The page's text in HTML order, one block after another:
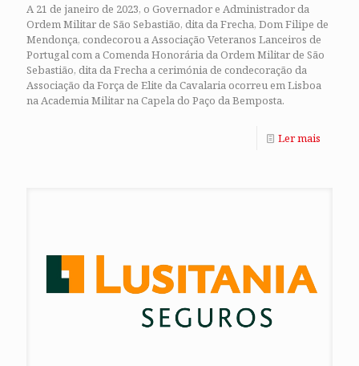
A 21 de janeiro de 2023, o Governador e Administrador da
Ordem Militar de São Sebastião, dita da Frecha, Dom Filipe de
Mendonça, condecorou a Associação Veteranos Lanceiros de
Portugal com a Comenda Honorária da Ordem Militar de São
Sebastião, dita da Frecha a cerimónia de condecoração da
Associação da Força de Elite da Cavalaria ocorreu em Lisboa
na Academia Militar na Capela do Paço da Bemposta.
Ler mais